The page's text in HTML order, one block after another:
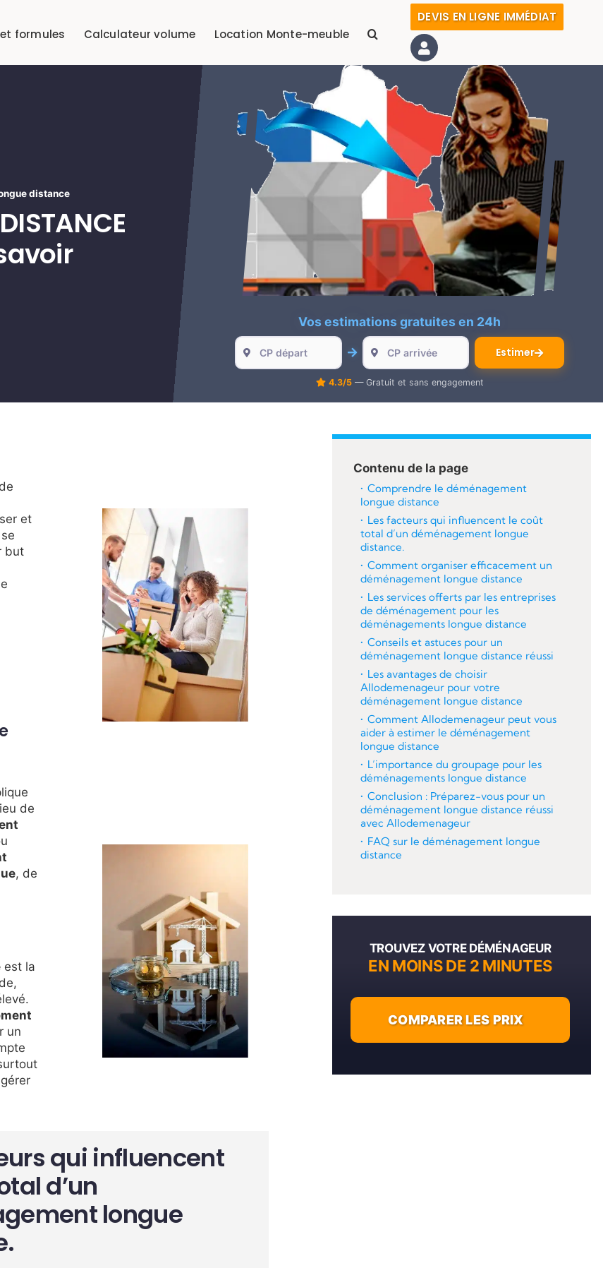
et formules Calculateur volume Location Monte-meuble
DEVIS EN LIGNE IMMÉDIAT
distance
Vos estimations gratuites en 24h
Estimer
4.3/5— Gratuit et sans engagement
et
but
de
, de
est la
un
qui influencent
d’un
longue
Contenu de la page
Comprendre le déménagement
longue distance
Les facteurs qui influencent le coût
total d’un déménagement longue
distance.
Comment organiser efficacement un
déménagement longue distance
Les services offerts par les entreprises
de déménagement pour les
déménagements longue distance
Conseils et astuces pour un
déménagement longue distance réussi
Les avantages de choisir
Allodemenageur pour votre
déménagement longue distance
Comment Allodemenageur peut vous
aider à estimer le déménagement
longue distance
L’importance du groupage pour les
déménagements longue distance
Conclusion : Préparez-vous pour un
déménagement longue distance réussi
avec Allodemenageur
FAQ sur le déménagement longue
distance
TROUVEZ VOTRE DÉMÉNAGEUR
EN MOINS DE 2 MINUTES
COMPARER LES PRIX